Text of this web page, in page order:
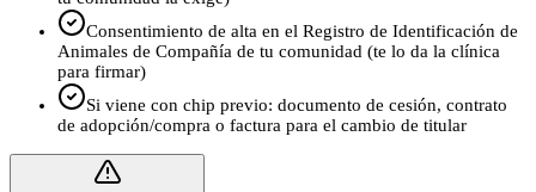
Consentimiento de alta en el Registro de Identificación de
Animales de Compañía de tu comunidad (te lo da la clínica
para firmar)
Si viene con chip previo: documento de cesión, contrato
de adopción/compra o factura para el cambio de titular